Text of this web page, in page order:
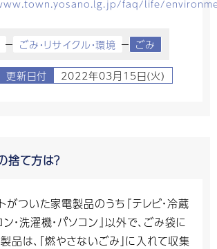
faq/life/
ごみ・リサイクル・環境 ごみ
更新日付 2022年03月15日(火)
捨て方は？
がついた家電製品のうち『テレビ・冷蔵
ン・洗濯機・パソコン』以外で、ごみ袋に
品は、「燃やさないごみ」に入れて収集